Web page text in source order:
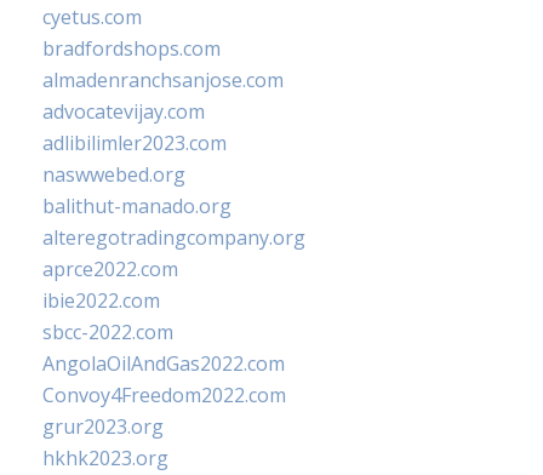
cyetus.com
bradfordshops.com
almadenranchsanjose.com
advocatevijay.com
adlibilimler2023.com
naswwebed.org
balithut-manado.org
alteregotradingcompany.org
aprce2022.com
ibie2022.com
sbcc-2022.com
AngolaOilAndGas2022.com
Convoy4Freedom2022.com
grur2023.org
hkhk2023.org